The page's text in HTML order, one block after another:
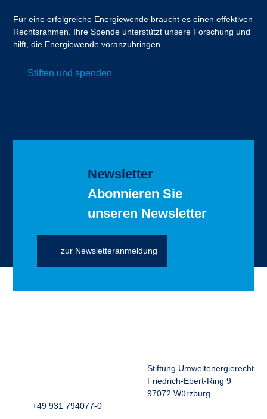
Für eine erfolgreiche Energiewende braucht es einen effektiven
Rechtsrahmen. Ihre Spende unterstützt unsere Forschung und
hilft, die Energiewende voranzubringen.
Stiften und spenden
Newsletter
Abonnieren Sie
unseren Newsletter
zur Newsletteranmeldung
Stiftung Umweltenergierecht
Friedrich-Ebert-Ring 9
97072 Würzburg
+49 931 794077-0